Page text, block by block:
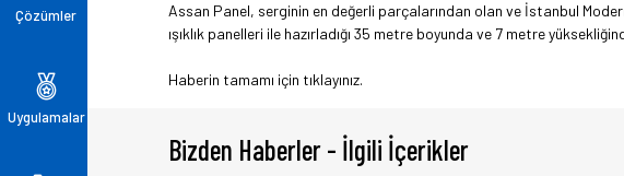
Çözümler
Uygulamalar
Assan Panel, serginin en değerli parçalarından olan ve İstanbul
ışıklık panelleri ile hazırladığı 35 metre boyunda ve 7 metre
Haberin tamamı için tıklayınız.
Bizden Haberler - İlgili İçerikler